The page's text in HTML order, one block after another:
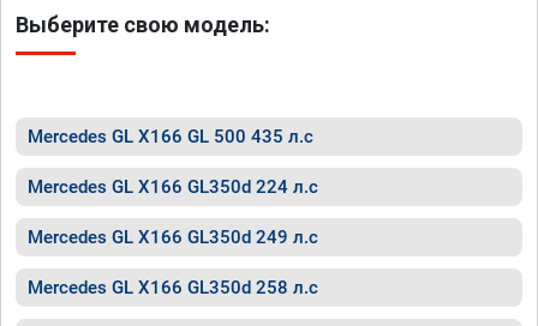
Выберите свою модель:
Mercedes GL X166 GL 500 435 л.с
Mercedes GL X166 GL350d 224 л.с
Mercedes GL X166 GL350d 249 л.с
Mercedes GL X166 GL350d 258 л.с